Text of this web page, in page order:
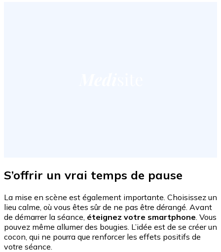
S’offrir un vrai temps de pause
La mise en scène est également importante. Choisissez un
lieu calme, où vous êtes sûr de ne pas être dérangé. Avant
de démarrer la séance, éteignez votre smartphone . Vous
pouvez même allumer des bougies. L’idée est de se créer un
cocon, qui ne pourra que renforcer les effets positifs de
votre séance.